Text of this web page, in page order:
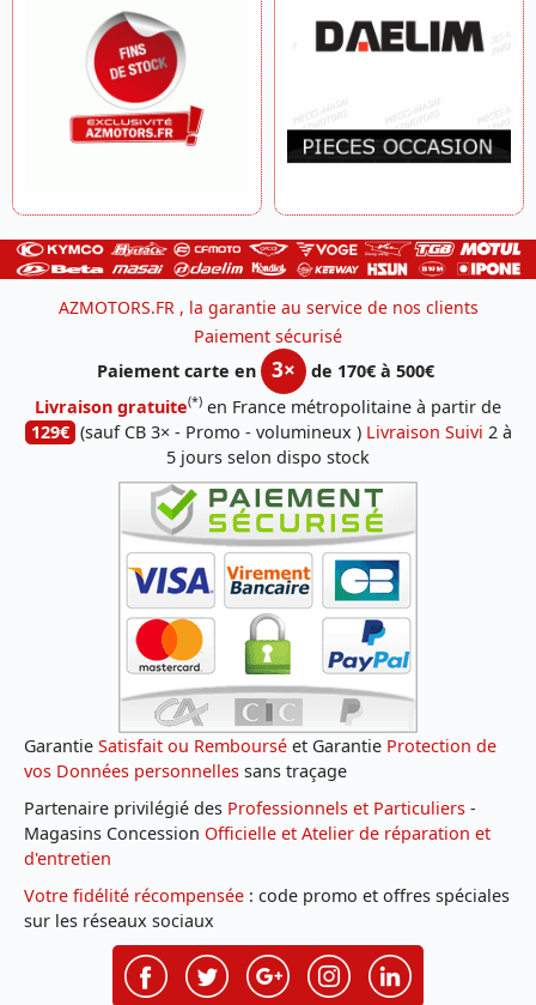
AZMOTORS.FR , la garantie au service de nos clients
Paiement sécurisé
Paiement carte en
3×
de 170€ à 500€
Livraison gratuite(*) en France métropolitaine à partir de
129€ (sauf CB 3× - Promo - volumineux ) Livraison Suivi 2 à
5 jours selon dispo stock
Garantie Satisfait ou Remboursé et Garantie Protection de
vos Données personnelles sans traçage
Partenaire privilégié des Professionnels et Particuliers -
Magasins Concession Officielle et Atelier de réparation et
d'entretien
Votre fidélité récompensée : code promo et offres spéciales
sur les réseaux sociaux